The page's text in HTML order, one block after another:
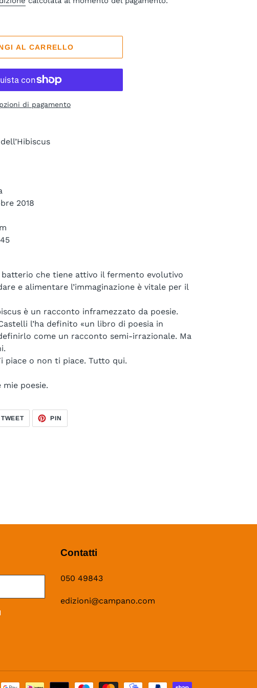
AL CARRELLO
di pagamento
2018
batterio che tiene attivo il fermento evolutivo
e alimentare l’immaginazione è vitale per il
è un racconto inframezzato da poesie.
l’ha definito «un libro di poesia in
come un racconto semi-irrazionale. Ma
piace o non ti piace. Tutto qui.
poesie.
TWEETTWITTA
TWITTER
PIN
PINTEREST
Contatti
050 49843
edizioni@campano.com